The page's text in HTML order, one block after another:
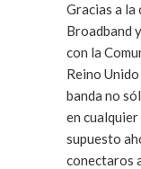
Gracias a la
Broadband
con la
Reino
banda no
en
supuesto
conectaros